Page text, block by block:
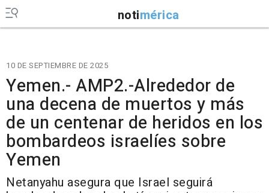
notimérica
10 DE SEPTIEMBRE DE 2025
Yemen.- AMP2.-Alrededor de
una decena de muertos y más
de un centenar de heridos en los
bombardeos israelíes sobre
Yemen
Netanyahu asegura que Israel seguirá